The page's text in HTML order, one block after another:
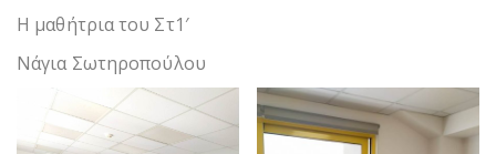
Η μαθήτρια του Στ1′
Νάγια Σωτηροπούλου